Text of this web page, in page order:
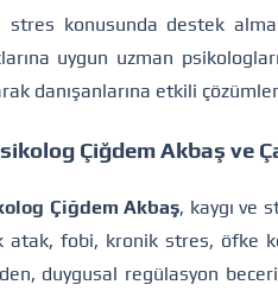
stres konusunda destek
uygun uzman
danışanlarına etkili
Çiğdem Akbaş ve
Çiğdem Akbaş, kaygı ve
atak, fobi, kronik stres, öfke
duygusal regülasyon